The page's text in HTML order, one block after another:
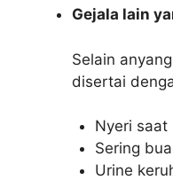
Gejala lain
Selain
disertai
Nyeri saat
Sering
Urine